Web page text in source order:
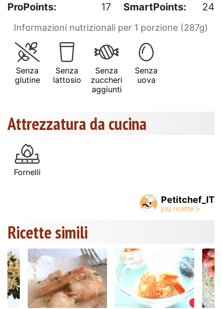
ProPoints:
17 SmartPoints: 24
Informazioni nutrizionali per 1 porzione (287g)
Senza
glutine
Senza
lattosio
Senza
zuccheri
aggiunti
Senza
uova
Attrezzatura da cucina
Fornelli
Petitchef_IT
Ricette simili